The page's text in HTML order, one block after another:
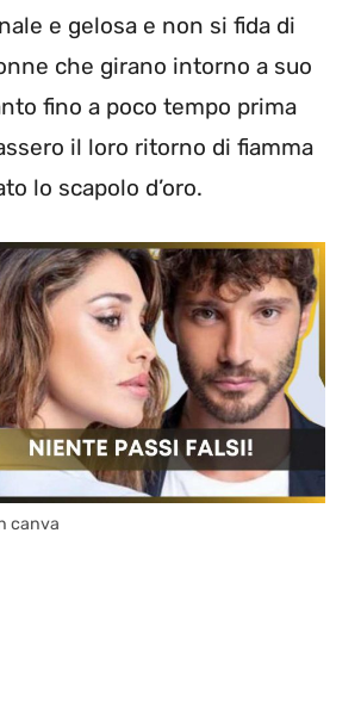
e gelosa e non si fida di
che girano intorno a suo
fino a poco tempo prima
il loro ritorno di fiamma
lo scapolo d’oro.
canva